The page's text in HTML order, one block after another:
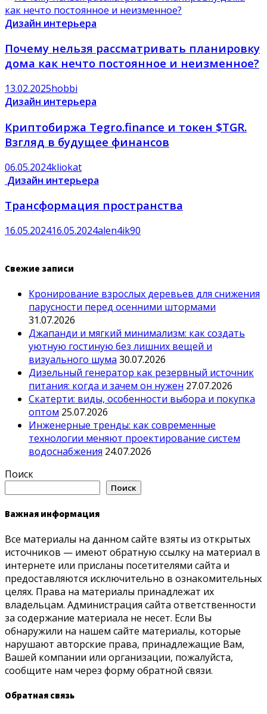
Дизайн интерьера
Почему нельзя рассматривать планировку
дома как нечто постоянное и неизменное?
13.02.2025hobbi
Дизайн интерьера
Криптобиржа Tegro.finance и токен $TGR.
Взгляд в будущее финансов
06.05.2024kliokat
Дизайн интерьера
Трансформация пространства
16.05.202416.05.2024alen4ik90
Свежие записи
Кронирование взрослых деревьев для снижения
парусности перед осенними штормами
31.07.2026
Джапанди и мягкий минимализм: как создать
уютную гостиную без лишних вещей и
визуального шума 30.07.2026
Дизельный генератор как резервный источник
питания: когда и зачем он нужен 27.07.2026
Скатерти: виды, особенности выбора и покупка
оптом 25.07.2026
Инженерные тренды: как современные
технологии меняют проектирование систем
водоснабжения 24.07.2026
Поиск
Поиск
Важная информация
Все материалы на данном сайте взяты из открытых
источников — имеют обратную ссылку на материал в
интернете или присланы посетителями сайта и
предоставляются исключительно в ознакомительных
целях. Права на материалы принадлежат их
владельцам. Администрация сайта ответственности
за содержание материала не несет. Если Вы
обнаружили на нашем сайте материалы, которые
нарушают авторские права, принадлежащие Вам,
Вашей компании или организации, пожалуйста,
сообщите нам через форму обратной связи.
Обратная связь